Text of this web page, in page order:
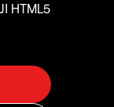
HTML5 الموثوقة والسريعة عبر أكثر من 25 مؤشر